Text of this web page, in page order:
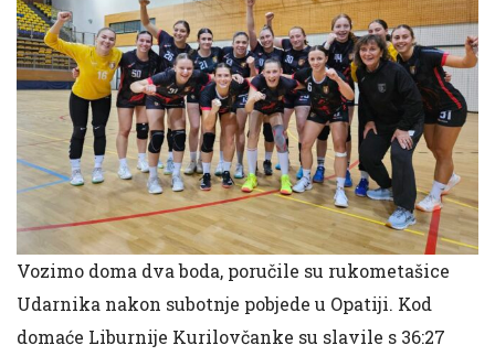
Vozimo doma dva boda, poručile su rukometašice
Udarnika nakon subotnje pobjede u Opatiji. Kod
domaće Liburnije Kurilovčanke su slavile s 36:27